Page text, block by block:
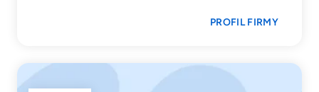
PROFIL FIRMY